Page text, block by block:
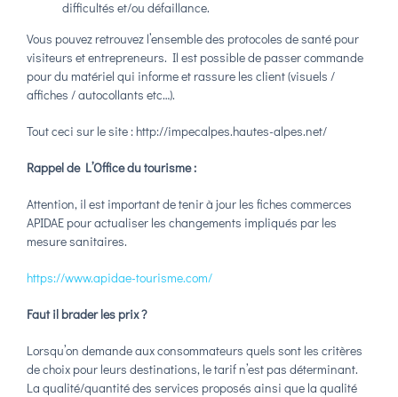
difficultés et/ou défaillance.
Vous pouvez retrouvez l’ensemble des protocoles de santé pour
visiteurs et entrepreneurs. Il est possible de passer commande
pour du matériel qui informe et rassure les client (visuels /
affiches / autocollants etc…).
Tout ceci sur le site : http://impecalpes.hautes-alpes.net/
Rappel de L’Office du tourisme :
Attention, il est important de tenir à jour les fiches commerces
APIDAE pour actualiser les changements impliqués par les
mesure sanitaires.
https://www.apidae-tourisme.com/
Faut il brader les prix ?
Lorsqu’on demande aux consommateurs quels sont les critères
de choix pour leurs destinations, le tarif n’est pas déterminant.
La qualité/quantité des services proposés ainsi que la qualité